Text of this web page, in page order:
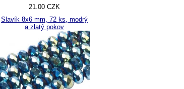
21.00 CZK
Slavík 8x6 mm, 72 ks, modrý
a zlatý pokov